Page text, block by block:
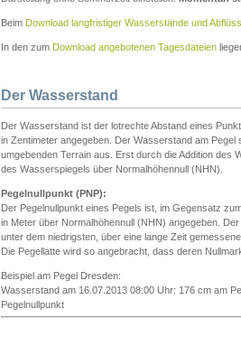
Beim Download langfristiger Wasserstände und
In den zum Download angebotenen Tagesdateien
Der Wasserstand
Der Wasserstand ist der lotrechte Abstand eines
in Zentimeter angegeben. Der Wasserstand am
umgebenden Terrain aus. Erst durch die Addition des
des Wasserspiegels über Normalhöhennull (NHN).
Pegelnullpunkt (PNP):
Der Pegelnullpunkt eines Pegels ist, im Gegensatz
in Meter über Normalhöhennull (NHN) angegeben.
unter dem niedrigsten, über eine lange Zeit
Die Pegellatte wird so angebracht, dass deren
Beispiel am Pegel Dresden:
Wasserstand am 16.07.2013 08:00 Uhr: 176 cm am
Pegelnullpunkt